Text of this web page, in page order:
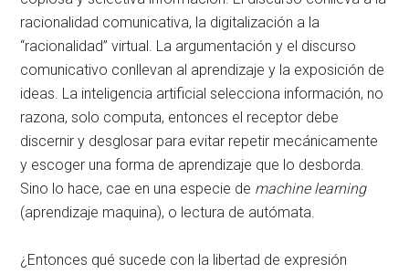
racionalidad comunicativa, la digitalización a la
“racionalidad” virtual. La argumentación y el discurso
comunicativo conllevan al aprendizaje y la exposición de
ideas. La inteligencia artificial selecciona información, no
razona, solo computa, entonces el receptor debe
discernir y desglosar para evitar repetir mecánicamente
y escoger una forma de aprendizaje que lo desborda.
Sino lo hace, cae en una especie de machine learning
(aprendizaje maquina), o lectura de autómata.
¿Entonces qué sucede con la libertad de expresión